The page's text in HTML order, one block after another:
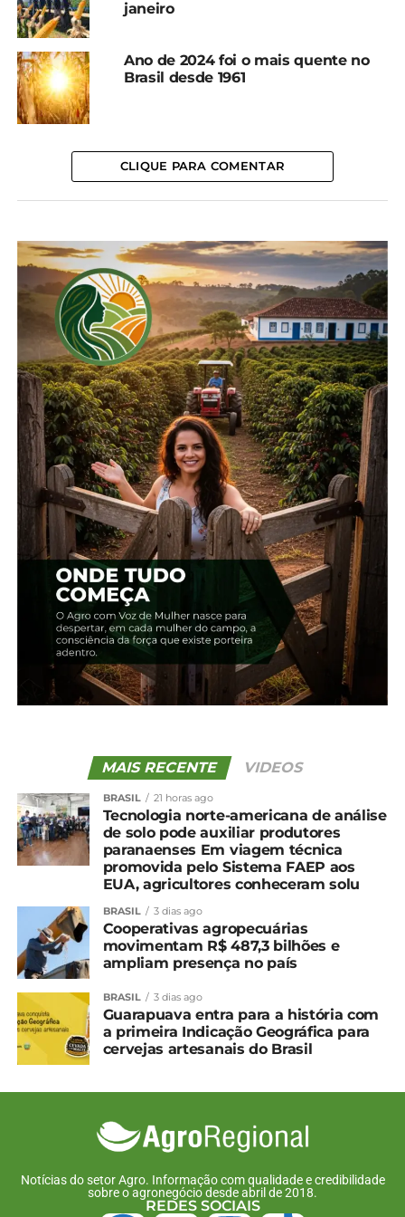
*Simepar com edição
Compartilhe isso:
Primavera de 2023 foi
bastante chuvosa e
quente no Paraná
22 de dezembro, 2023
Em "Paraná"
Centro-Sul do Paraná teve
chuva acima da média
em fevereiro
5 de março, 2024
Em "Paraná"
Chuva ficou abaixo da
média no Paraná em
outubro
5 de novembro, 2024
Em "Paraná"
TÓPICOS RELACIONADOS: CHUVA
CLIMA
CLIMA PARANÁ
PARANÁ PREVISÃO DO TEMPO
UP NEXT
BR 277 segue totalmente interditada na
região da Serra da Esperança
NÃO PERCA
Cotação agrícola para a região de
Guarapuava e Irati
janeiro
Ano de 2024 foi o mais quente no
Brasil desde 1961
CLIQUE PARA COMENTAR
MAIS RECENTE VIDEOS
BRASIL 21 horas ago
Tecnologia norte-americana de análise
de solo pode auxiliar produtores
paranaenses Em viagem técnica
promovida pelo Sistema FAEP aos
EUA, agricultores conheceram solu
BRASIL 3 dias ago
Cooperativas agropecuárias
movimentam R$ 487,3 bilhões e
ampliam presença no país
BRASIL 3 dias ago
Guarapuava entra para a história com
a primeira Indicação Geográfica para
cervejas artesanais do Brasil
Notícias do setor Agro. Informação com qualidade e credibilidade
sobre o agronegócio desde abril de 2018.
REDES SOCIAIS